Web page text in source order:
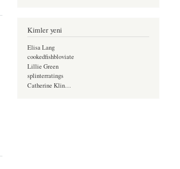
Kimler yeni
Elisa Lang
cookedfishbloviate
Lillie Green
splinterratings
Catherine Klin…